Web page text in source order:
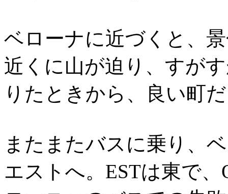
ベローナに近づくと、
近くに山が迫り、すが
りたときから、良い町
またまたバスに乗り、
エストへ。ESTは東で